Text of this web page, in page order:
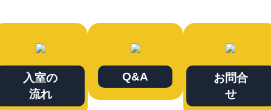
入室の
流れ
Q&A
お問合
せ